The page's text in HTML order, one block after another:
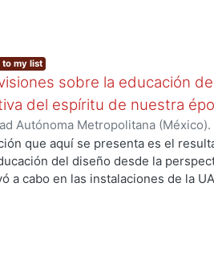
to my list
sobre la educación
del espíritu de nuestra
Autónoma Metropolitana
J.;Gold Kohan, Bela;Dávila
Luis Jorge; Tovar Romero, Iarene
que aquí se presenta es el
del diseño desde la
a cabo en las instalaciones de la